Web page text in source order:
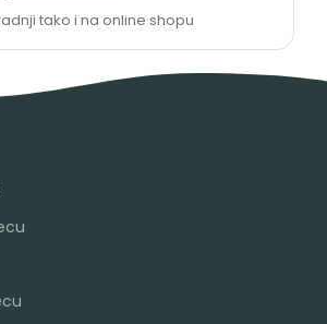
tako i na online shopu